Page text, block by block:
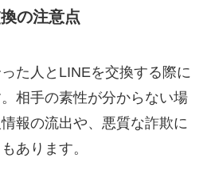
の注意点
た人とLINEを交換する際に
相手の素性が分からない場
報の流出や、悪質な詐欺に
あります。